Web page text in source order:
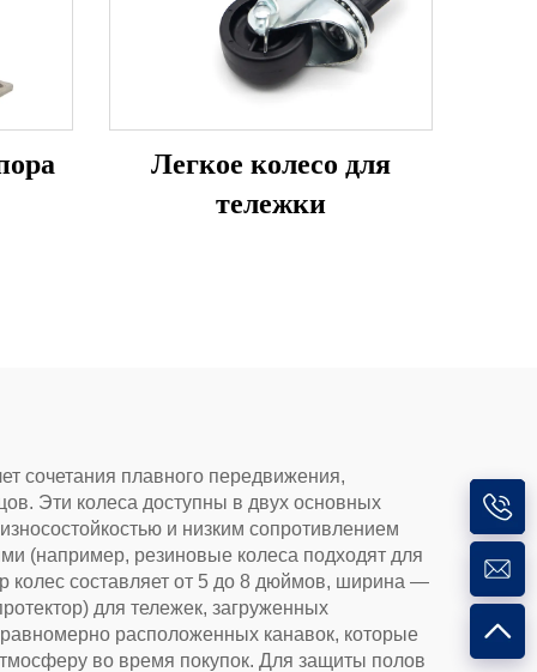
Легкое колесо для
тележки
сочетания плавного передвижения,
Эти колеса доступны в двух основных
и низким сопротивлением
(например, резиновые колеса подходят для
колес составляет от 5 до 8 дюймов, ширина —
для тележек, загруженных
расположенных канавок, которые
во время покупок. Для защиты полов